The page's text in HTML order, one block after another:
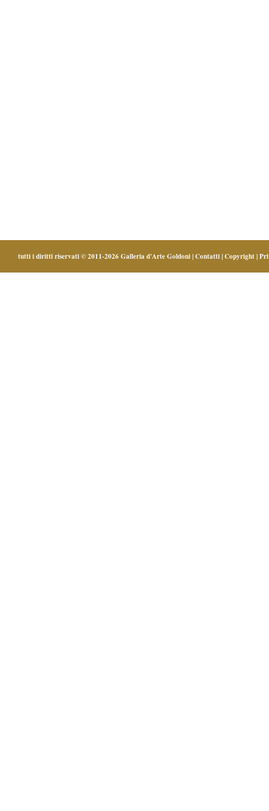
tutti i diritti riservati © 2011-2026Galleria d'Arte Goldoni|Contatti|Copyright|